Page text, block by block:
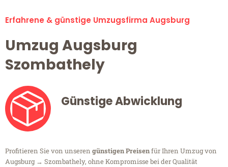
Erfahrene & günstige Umzugsfirma Augsburg
Umzug Augsburg
Szombathely
Günstige Abwicklung
Profitieren Sie von unseren günstigen Preisenfür Ihren Umzug von
Augsburg → Szombathely, ohne Kompromisse bei der Qualität